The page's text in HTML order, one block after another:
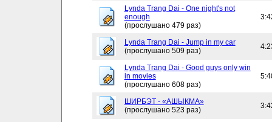
Lynda Trang Dai - One night's not
enough
(прослушано 479 раз)
Lynda Trang Dai - Jump in my car
(прослушано 509 раз)
Lynda Trang Dai - Good guys only win
in movies
(прослушано 608 раз)
ШИРБЭТ - «АШЫКМА»
(прослушано 523 раз)